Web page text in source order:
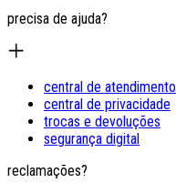
precisa de ajuda?
central de atendimento
central de privacidade
trocas e devoluções
segurança digital
reclamações?